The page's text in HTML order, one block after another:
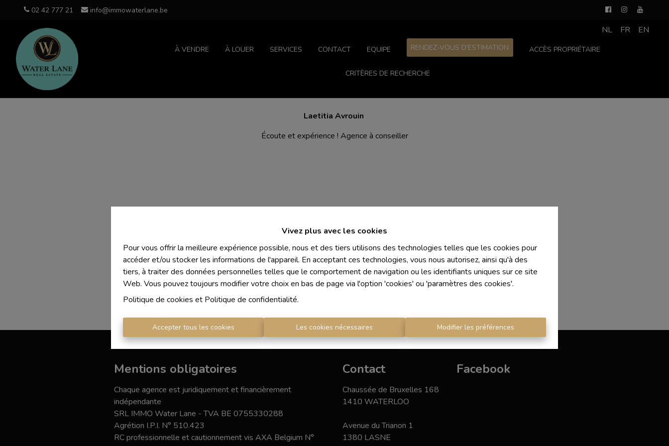
Vivez plus avec les cookies
Pour vous offrir la meilleure expérience possible, nous et des tiers utilisons des technologies telles que les cookies pour
accéder et/ou stocker les informations de l'appareil. En acceptant ces technologies, vous nous autorisez, ainsi qu'à des
tiers, à traiter des données personnelles telles que le comportement de navigation ou les identifiants uniques sur ce site
Web. Vous pouvez toujours modifier votre choix en bas de page via l'option 'cookies' ou 'paramètres des cookies'.
Politique de cookies et Politique de confidentialité.
Accepter tous les cookies Les cookies nécessaires Modifier les préférences
02 42 777 21 info@immowaterlane.be
À VENDRE À LOUER SERVICES CONTACT EQUIPE RENDEZ-VOUS D'ESTIMATION ACCÈS PROPRIÉTAIRE
CRITÈRES DE RECHERCHE
NL FR EN
Laetitia Avrouin
Écoute et expérience ! Agence à conseiller
Mentions obligatoires
Chaque agence est juridiquement et financièrement
indépendante
SRL IMMO Water Lane - TVA BE 0755330288
Agrétion I.P.I. N° 510.423
RC professionnelle et cautionnement vis AXA Belgium N°
Contact
Chaussée de Bruxelles 168
1410 WATERLOO
Avenue du Trianon 1
1380 LASNE
Facebook